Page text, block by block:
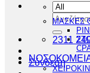
Αναζήτηση
για:
2311
Σύνδεση
ΜΑΣΚΕΣ